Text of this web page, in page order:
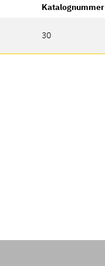
Katalognummer
30